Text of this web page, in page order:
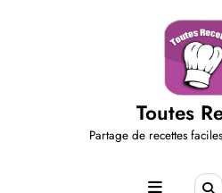
Toutes
Partage de recettes